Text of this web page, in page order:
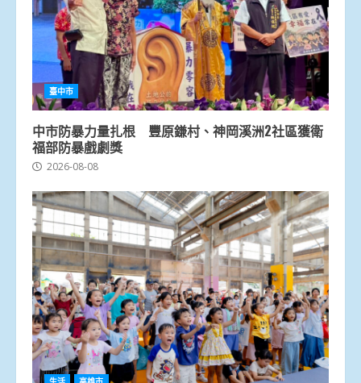
臺中市
中市防暴力量扎根 豐原鎌村、神岡溪洲2社區獲衛
福部防暴戲劇獎
2026-08-08